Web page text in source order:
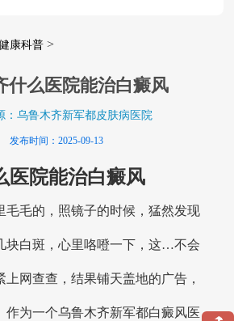
康科普>
什么医院能治白癜风
：乌鲁木齐新军都皮肤病医院
发布时间：2025-09-13
医院能治白癜风
毛毛的，照镜子的时候，猛然发现
块白斑，心里咯噔一下，这…不会
上网查查，结果铺天盖地的广告，
作为一个乌鲁木齐新军都白癜风医